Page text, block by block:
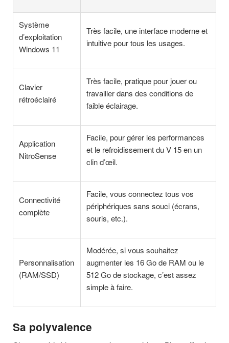
Système
d’exploitation
Windows 11
Très facile, une interface moderne et
intuitive pour tous les usages.
Clavier
rétroéclairé
Très facile, pratique pour jouer ou
travailler dans des conditions de
faible éclairage.
Application
NitroSense
Facile, pour gérer les performances
et le refroidissement du V 15 en un
clin d’œil.
Connectivité
complète
Facile, vous connectez tous vos
périphériques sans souci (écrans,
souris, etc.).
Personnalisation
(RAM/SSD)
Modérée, si vous souhaitez
augmenter les 16 Go de RAM ou le
512 Go de stockage, c’est assez
simple à faire.
Sa polyvalence